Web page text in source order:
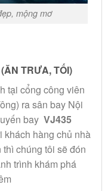
mộng mơ
TRƯA, TỐI)
tại cổng công viên
ra sân bay Nội
bay VJ435
khách hàng chủ nhà
chúng tôi sẽ đón
trình khám phá